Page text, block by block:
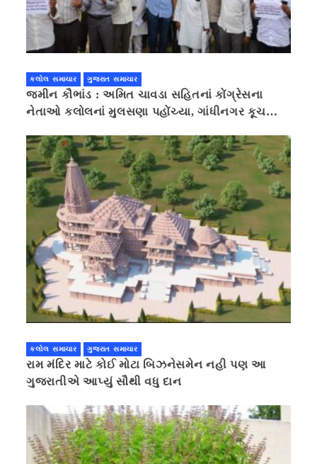
કલોલ સમાચાર ગુજરાત સમાચાર
જમીન કૌભાંડ : અમિત ચાવડા સહિતનાં કોંગ્રેસના
નેતાઓ કલોલનાં મુલસણા પહોંચ્યા, ગાંધીનગર કૂચ
કલોલ સમાચાર ગુજરાત સમાચાર
રામ મંદિર માટે કોઈ મોટા બિઝનેસમેન નહી પણ આ
ગુજરાતીએ આપ્યું સૌથી વધુ દાન